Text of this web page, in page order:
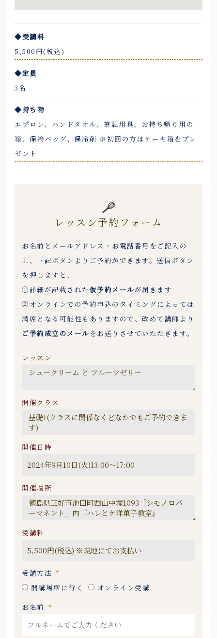
◆受講料
5,500円(税込)
◆定員
3名
◆持ち物
エプロン、ハンドタオル、筆記用具、お持ち帰り用の
箱、保冷バッグ、保冷剤 ※初回の方はケーキ箱をプレ
ゼント
レッスン予約フォーム
お名前とメールアドレス・お電話番号をご記入の
上、下記ボタンよりご予約ができます。送信ボタン
を押しますと、
①詳細が記載された 仮予約メールが届きます
②オンラインでの予約申込のタイミングによっては
満席となる可能性もありますので、改めて講師より
ご予約成立のメール をお送りさせていただきます。
レッスン
開催クラス
開催日時
開催場所
受講料
受講方法
開講場所に行く
オンライン受講
お名前